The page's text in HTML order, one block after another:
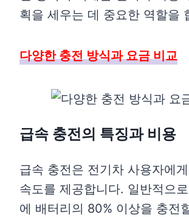
획을 세우는 데 중요한 역할을
다양한 충전 방식과 요금 비교
급속 충전의 특징과 비용
급속 충전은 전기차 사용자에
속도를 제공합니다. 일반적으
에 배터리의 80% 이상을 충전